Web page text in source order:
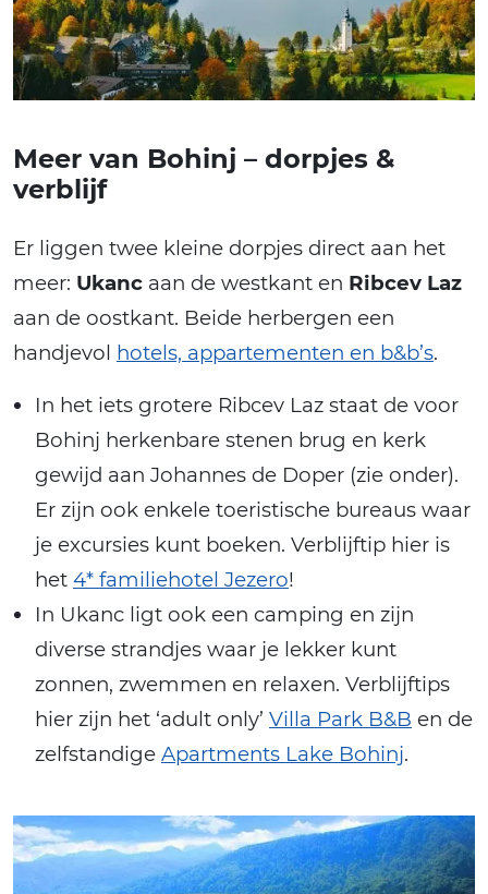
Meer van Bohinj – dorpjes &
verblijf
Er liggen twee kleine dorpjes direct aan het
meer: Ukanc aan de westkant en Ribcev Laz
aan de oostkant. Beide herbergen een
handjevol hotels, appartementen en b&b’s.
In het iets grotere Ribcev Laz staat de voor
Bohinj herkenbare stenen brug en kerk
gewijd aan Johannes de Doper (zie onder).
Er zijn ook enkele toeristische bureaus waar
je excursies kunt boeken. Verblijftip hier is
het 4* familiehotel Jezero!
In Ukanc ligt ook een camping en zijn
diverse strandjes waar je lekker kunt
zonnen, zwemmen en relaxen. Verblijftips
hier zijn het ‘adult only’ Villa Park B&B en de
zelfstandige Apartments Lake Bohinj.